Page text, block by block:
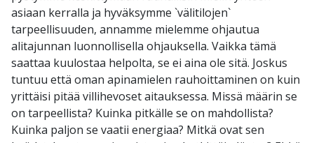
asiaan kerralla ja hyväksymme `välitilojen`
tarpeellisuuden, annamme mielemme ohjautua
alitajunnan luonnollisella ohjauksella. Vaikka tämä
saattaa kuulostaa helpolta, se ei aina ole sitä. Joskus
tuntuu että oman apinamielen rauhoittaminen on kuin
yrittäisi pitää villihevoset aitauksessa. Missä määrin se
on tarpeellista? Kuinka pitkälle se on mahdollista?
Kuinka paljon se vaatii energiaa? Mitkä ovat sen